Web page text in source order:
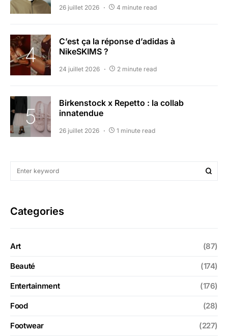
26 juillet 2026 4 minute read
C’est ça la réponse d’adidas à
NikeSKIMS ?
24 juillet 2026 2 minute read
Birkenstock x Repetto : la collab
innatendue
26 juillet 2026 1 minute read
Categories
Art (87)
Beauté (174)
Entertainment (176)
Food (28)
Footwear (227)